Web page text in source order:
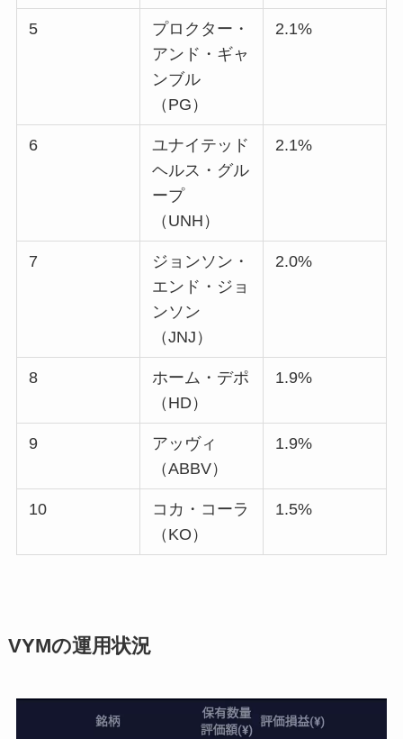
5
プロクター・
アンド・ギャ
ンブル
（PG）
2.1%
6
ユナイテッド
ヘルス・グル
ープ
（UNH）
2.1%
7
ジョンソン・
エンド・ジョ
ンソン
（JNJ）
2.0%
8
ホーム・デポ
（HD）
1.9%
9
アッヴィ
（ABBV）
1.9%
10
コカ・コーラ
（KO）
1.5%
VYMの運用状況